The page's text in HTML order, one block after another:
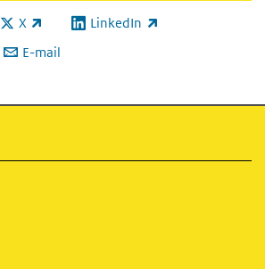
X
(externe link) LinkedIn
(externe link)
E-mail